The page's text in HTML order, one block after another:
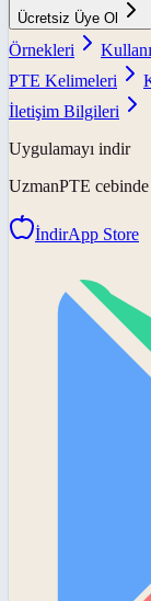
Ücretsiz Üye Ol
Örnekleri
PTE Kelimeleri
İletişim Bilgileri
Uygulamayı indir
UzmanPTE
İndirApp Store